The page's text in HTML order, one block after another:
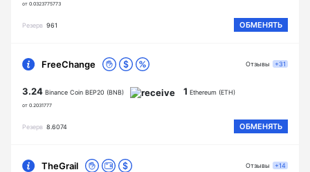
от 0.0323775773
Резерв 961 ОБМЕНЯТЬ
FreeChange
3.24 Binance Coin BEP20 (BNB)
от 0.2031777
1 Ethereum (ETH)
Резерв 8.6074 ОБМЕНЯТЬ
Отзывы +31
TheGrail Отзывы +14